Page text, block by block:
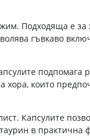
Подходяща е за
гъвкаво
подпомага
хора, които
Капсулите
в практична